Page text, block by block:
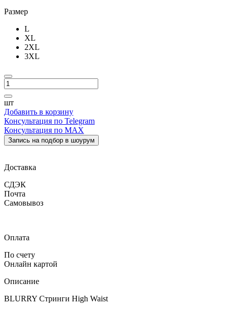
Размер
L
XL
2XL
3XL
шт
Добавить в корзину
Консультация по Telegram
Консультация по MAX
Запись на подбор в шоурум
Доставка
СДЭК
Почта
Самовывоз
Оплата
По счету
Онлайн картой
Описание
BLURRY Стринги High Waist